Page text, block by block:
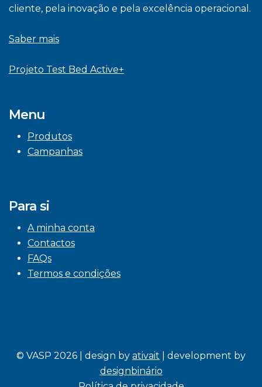
cliente, pela inovação e pela excelência operacional.
Saber mais
Projeto Test Bed Active+
Menu
Produtos
Campanhas
Para si
A minha conta
Contactos
FAQs
Termos e condições
© VASP 2026 | design by ativait | development by
designbinário